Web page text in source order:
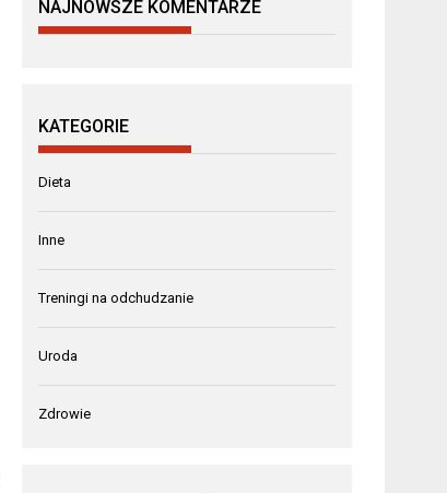
NAJNOWSZE KOMENTARZE
KATEGORIE
Dieta
Inne
Treningi na odchudzanie
Uroda
Zdrowie